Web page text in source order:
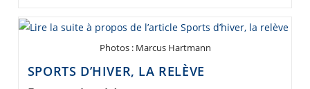
Photos : Marcus Hartmann
SPORTS D’HIVER, LA RELÈVE